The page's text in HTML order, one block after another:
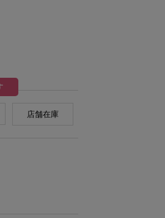
店舗在庫